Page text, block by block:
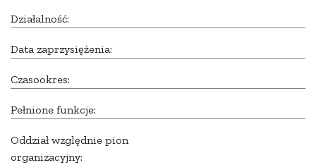
Działalność:
Data zaprzysiężenia:
Czasookres:
Pełnione funkcje:
Oddział względnie pion
organizacyjny: